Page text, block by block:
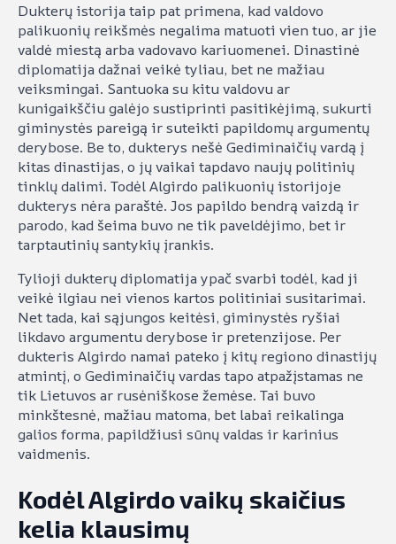
Dukterų istorija taip pat primena, kad valdovo
palikuonių reikšmės negalima matuoti vien tuo, ar jie
valdė miestą arba vadovavo kariuomenei. Dinastinė
diplomatija dažnai veikė tyliau, bet ne mažiau
veiksmingai. Santuoka su kitu valdovu ar
kunigaikščiu galėjo sustiprinti pasitikėjimą, sukurti
giminystės pareigą ir suteikti papildomų argumentų
derybose. Be to, dukterys nešė Gediminaičių vardą į
kitas dinastijas, o jų vaikai tapdavo naujų politinių
tinklų dalimi. Todėl Algirdo palikuonių istorijoje
dukterys nėra paraštė. Jos papildo bendrą vaizdą ir
parodo, kad šeima buvo ne tik paveldėjimo, bet ir
tarptautinių santykių įrankis.
Tylioji dukterų diplomatija ypač svarbi todėl, kad ji
veikė ilgiau nei vienos kartos politiniai susitarimai.
Net tada, kai sąjungos keitėsi, giminystės ryšiai
likdavo argumentu derybose ir pretenzijose. Per
dukteris Algirdo namai pateko į kitų regiono dinastijų
atmintį, o Gediminaičių vardas tapo atpažįstamas ne
tik Lietuvos ar rusėniškose žemėse. Tai buvo
minkštesnė, mažiau matoma, bet labai reikalinga
galios forma, papildžiusi sūnų valdas ir karinius
vaidmenis.
Kodėl Algirdo vaikų skaičius
kelia klausimų